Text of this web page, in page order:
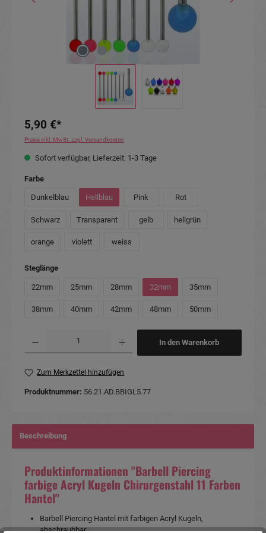
5,90 €*
Preise inkl. MwSt. zzgl. Versandkosten
Sofort verfügbar, Lieferzeit: 1-3 Tage
Farbeauswählen
Dunkelblau Hellblau Pink Rot
Schwarz Transparent gelb hellgrün
orange violett weiss
Steglängeauswählen
22mm 25mm 28mm 32mm 35mm
38mm 40mm 42mm 48mm 50mm
In den Warenkorb
Zum Merkzettel hinzufügen
Produktnummer: 56.21.AD.BBIGL5.77
Beschreibung
Produktinformationen "Barbell Piercing
farbige Acryl Kugeln Chirurgenstahl 11 Farben
Hantel"
Barbell Piercing Hantel mit farbigen Acryl Kugeln,
abschraubbar.